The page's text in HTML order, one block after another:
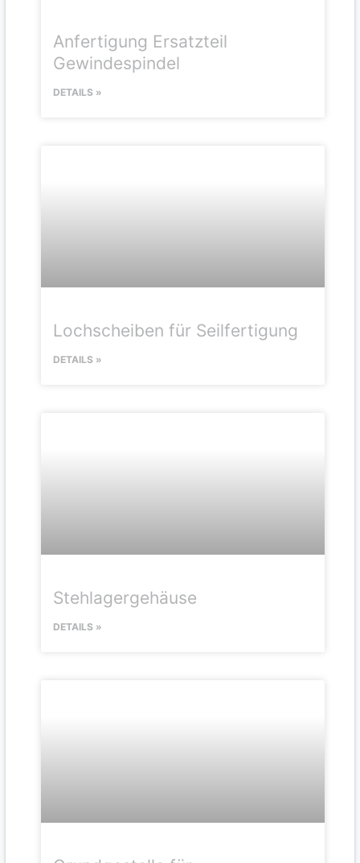
Anfertigung Ersatzteil
Gewindespindel
DETAILS »
Lochscheiben für Seilfertigung
DETAILS »
Stehlagergehäuse
DETAILS »